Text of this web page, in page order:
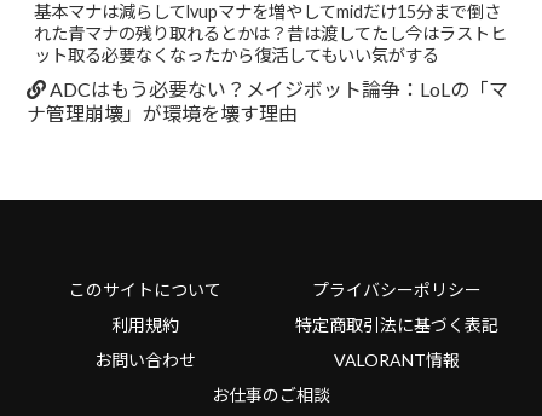
基本マナは減らしてlvupマナを増やしてmidだけ15分まで倒さ
れた青マナの残り取れるとかは？昔は渡してたし今はラストヒ
ット取る必要なくなったから復活してもいい気がする
ADCはもう必要ない？メイジボット論争：LoLの「マ
ナ管理崩壊」が環境を壊す理由
このサイトについて
プライバシーポリシー
利用規約
特定商取引法に基づく表記
お問い合わせ
VALORANT情報
お仕事のご相談